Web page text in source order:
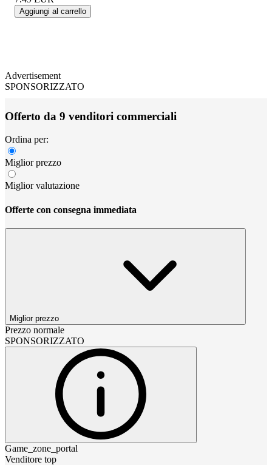
Aggiungi al carrello
Advertisement
SPONSORIZZATO
Offerto da 9 venditori commerciali
Ordina per:
Miglior prezzo
Miglior valutazione
Offerte con consegna immediata
Miglior prezzo
Prezzo normale
SPONSORIZZATO
Game_zone_portal
Venditore top